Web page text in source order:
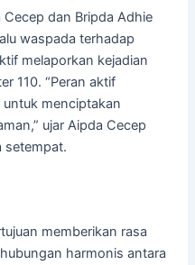
dan Bripda Adhie
waspada terhadap
melaporkan kejadian
110. “Peran aktif
menciptakan
ujar Aipda Cecep
setempat.
memberikan rasa
harmonis antara